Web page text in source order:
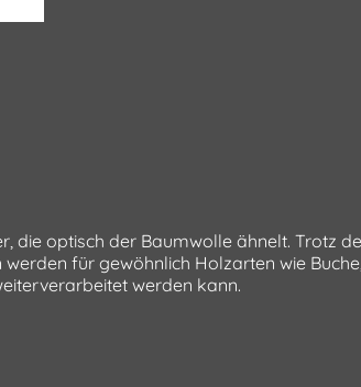
die optisch der Baumwolle ähnelt. Trotz
für gewöhnlich Holzarten wie
werden kann.